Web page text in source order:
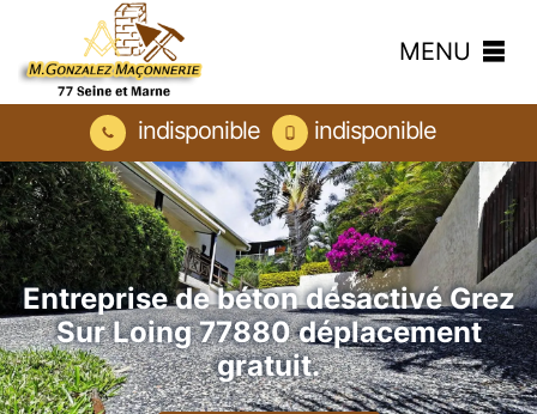
MENU
indisponible indisponible
Entreprise de béton désactivé Grez
Sur Loing 77880 déplacement
gratuit.